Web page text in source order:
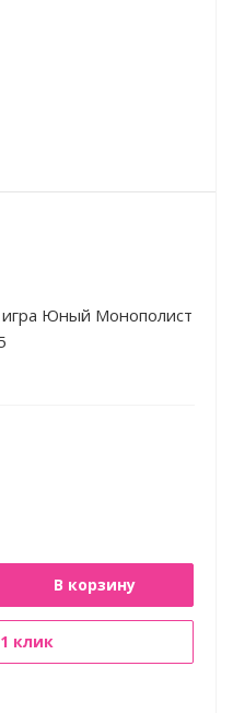
игра Юный Монополист
В корзину
клик